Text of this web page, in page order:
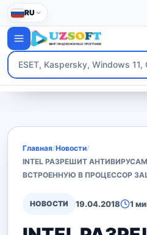
RU
Главная/Новости/
INTEL РАЗРЕШИТ
ВСТРОЕННУЮ В ПРОЦЕССОР
НОВОСТИ 19.04.2018 1